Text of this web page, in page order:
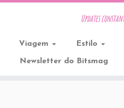
Updates
Viagem Estilo
Newsletter do Bitsmag